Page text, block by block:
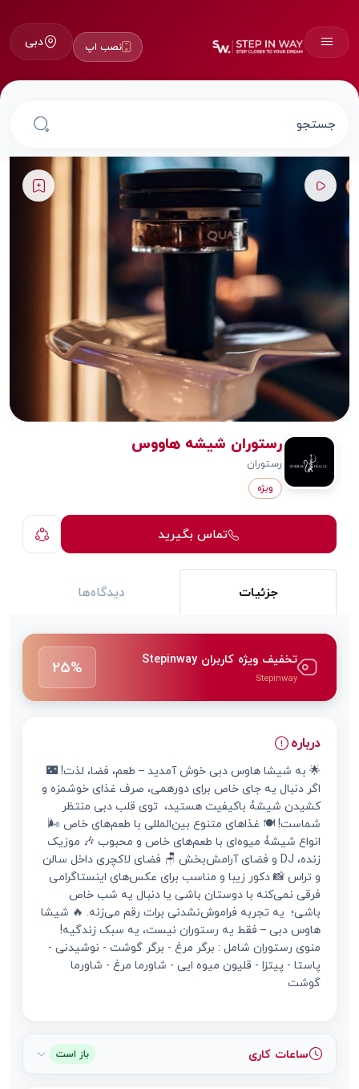
نصب اپ دبی
رستوران شیشه هاووس
رستوران
ویژه
تماس بگیرید
جزئیات دیدگاه‌ها
تخفیف ویژه کاربران Stepinway
Stepinway
25%
درباره
🌟 به شیشا هاوس دبی خوش آمدید – طعم، فضا، لذت! 🌃
اگر دنبال یه جای خاص برای دورهمی، صرف غذای خوشمزه و
کشیدن شیشۀ باکیفیت هستید، توی قلب دبی منتظر
شماست! 🍽️ غذاهای متنوع بین‌المللی با طعم‌های خاص 🌬️
انواع شیشۀ میوه‌ای با طعم‌های خاص و محبوب 🎶 موزیک
زنده، DJ و فضای آرامش‌بخش 🪑 فضای لاکچری داخل سالن
و تراس 📸 دکور زیبا و مناسب برای عکس‌های اینستاگرامی
فرقی نمی‌کنه با دوستان باشی یا دنبال یه شب خاص
باشی؛ یه تجربه فراموش‌نشدنی برات رقم می‌زنه. 🔥 شیشا
هاوس دبی – فقط یه رستوران نیست، یه سبک زندگیه!
منوی رستوران شامل : برگر مرغ - برگر گوشت - نوشیدنی -
پاستا - پیتزا - قلیون میوه ایی - شاورما مرغ - شاورما
گوشت
ساعات کاری باز است